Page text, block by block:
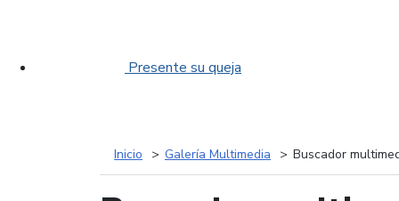
Presente su queja
Inicio Galería Multimedia Buscador